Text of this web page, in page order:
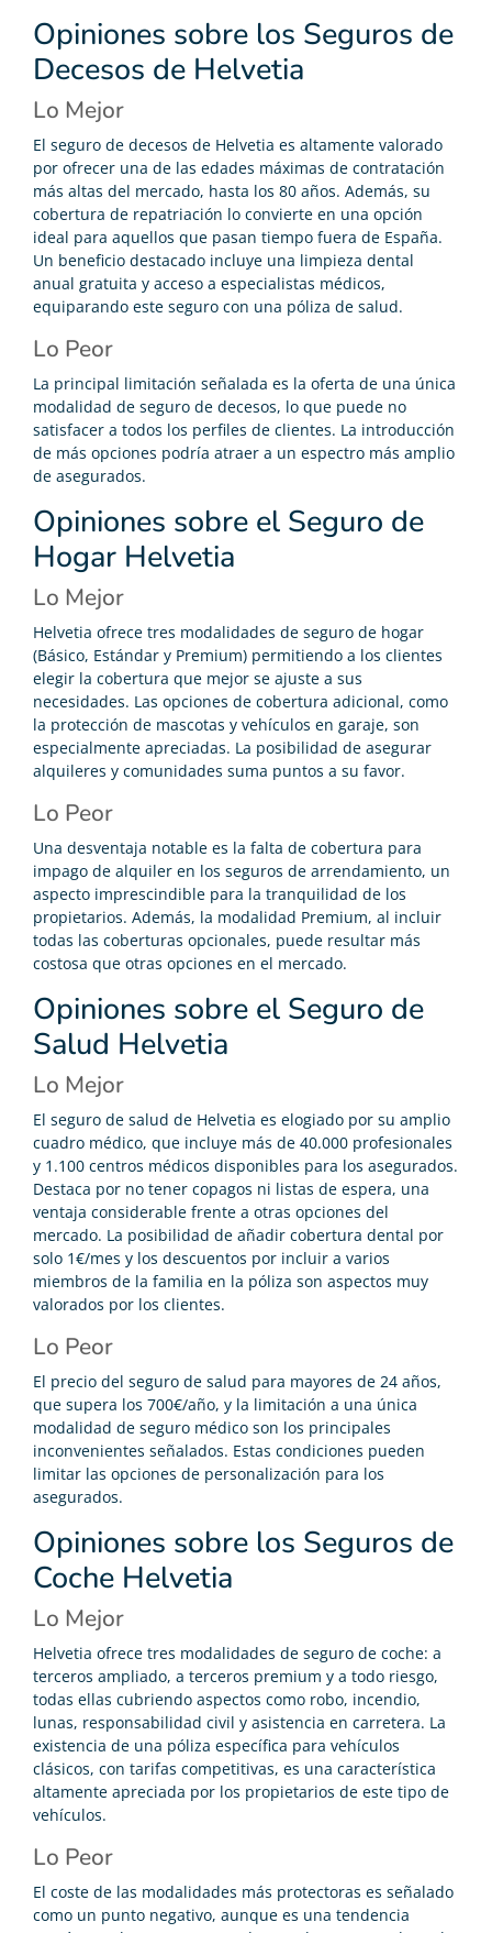
Opiniones sobre los Seguros de
Decesos de Helvetia
Lo Mejor
El seguro de decesos de Helvetia es altamente valorado
por ofrecer una de las edades máximas de contratación
más altas del mercado, hasta los 80 años. Además, su
cobertura de repatriación lo convierte en una opción
ideal para aquellos que pasan tiempo fuera de España.
Un beneficio destacado incluye una limpieza dental
anual gratuita y acceso a especialistas médicos,
equiparando este seguro con una póliza de salud.
Lo Peor
La principal limitación señalada es la oferta de una única
modalidad de seguro de decesos, lo que puede no
satisfacer a todos los perfiles de clientes. La introducción
de más opciones podría atraer a un espectro más amplio
de asegurados.
Opiniones sobre el Seguro de
Hogar Helvetia
Lo Mejor
Helvetia ofrece tres modalidades de seguro de hogar
(Básico, Estándar y Premium) permitiendo a los clientes
elegir la cobertura que mejor se ajuste a sus
necesidades. Las opciones de cobertura adicional, como
la protección de mascotas y vehículos en garaje, son
especialmente apreciadas. La posibilidad de asegurar
alquileres y comunidades suma puntos a su favor.
Lo Peor
Una desventaja notable es la falta de cobertura para
impago de alquiler en los seguros de arrendamiento, un
aspecto imprescindible para la tranquilidad de los
propietarios. Además, la modalidad Premium, al incluir
todas las coberturas opcionales, puede resultar más
costosa que otras opciones en el mercado.
Opiniones sobre el Seguro de
Salud Helvetia
Lo Mejor
El seguro de salud de Helvetia es elogiado por su amplio
cuadro médico, que incluye más de 40.000 profesionales
y 1.100 centros médicos disponibles para los asegurados.
Destaca por no tener copagos ni listas de espera, una
ventaja considerable frente a otras opciones del
mercado. La posibilidad de añadir cobertura dental por
solo 1€/mes y los descuentos por incluir a varios
miembros de la familia en la póliza son aspectos muy
valorados por los clientes.
Lo Peor
El precio del seguro de salud para mayores de 24 años,
que supera los 700€/año, y la limitación a una única
modalidad de seguro médico son los principales
inconvenientes señalados. Estas condiciones pueden
limitar las opciones de personalización para los
asegurados.
Opiniones sobre los Seguros de
Coche Helvetia
Lo Mejor
Helvetia ofrece tres modalidades de seguro de coche: a
terceros ampliado, a terceros premium y a todo riesgo,
todas ellas cubriendo aspectos como robo, incendio,
lunas, responsabilidad civil y asistencia en carretera. La
existencia de una póliza específica para vehículos
clásicos, con tarifas competitivas, es una característica
altamente apreciada por los propietarios de este tipo de
vehículos.
Lo Peor
El coste de las modalidades más protectoras es señalado
como un punto negativo, aunque es una tendencia